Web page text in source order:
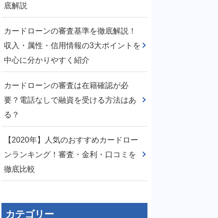
底解説
カードローンの審査基準を徹底解説！
収入・属性・信用情報の3大ポイントを
中心に分かりやすく紹介
カードローンの審査は在籍確認が必
要？電話なしで融資を受ける方法はあ
る？
【2020年】人気のおすすめカードロー
ンランキング！審査・金利・口コミを
徹底比較
カテゴリー